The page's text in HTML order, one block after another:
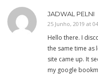
JADWAL PELNI
25 Junho, 2019 at
Hello there. I
the same time
site came up. It
my google